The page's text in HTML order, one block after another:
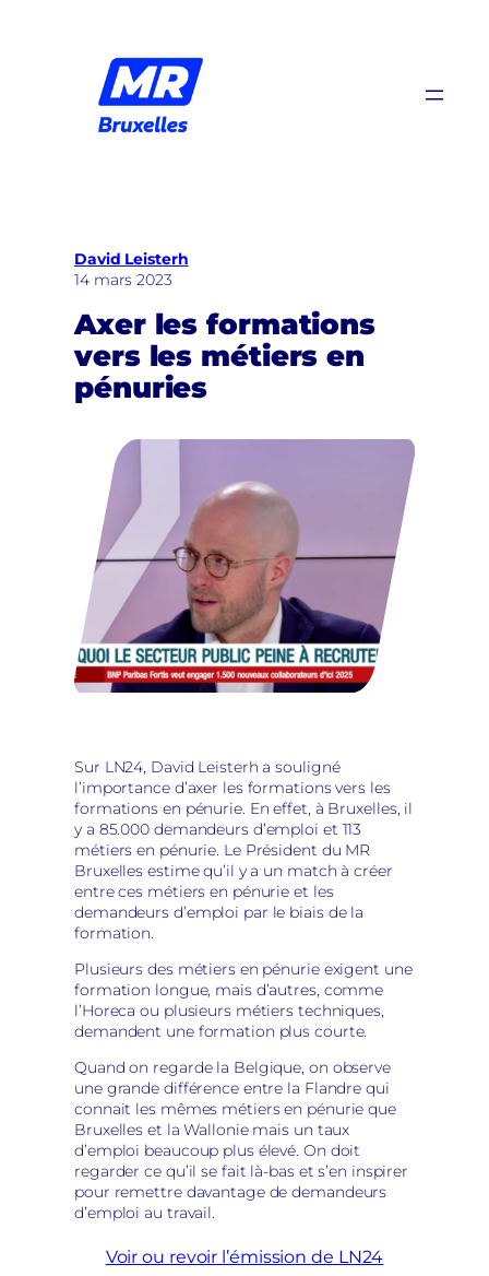
David Leisterh
14 mars 2023
Axer les formations
vers les métiers en
pénuries
Sur LN24, David Leisterh a souligné
l’importance d’axer les formations vers les
formations en pénurie. En effet, à Bruxelles, il
y a 85.000 demandeurs d’emploi et 113
métiers en pénurie. Le Président du MR
Bruxelles estime qu’il y a un match à créer
entre ces métiers en pénurie et les
demandeurs d’emploi par le biais de la
formation.
Plusieurs des métiers en pénurie exigent une
formation longue, mais d’autres, comme
l’Horeca ou plusieurs métiers techniques,
demandent une formation plus courte.
Quand on regarde la Belgique, on observe
une grande différence entre la Flandre qui
connait les mêmes métiers en pénurie que
Bruxelles et la Wallonie mais un taux
d’emploi beaucoup plus élevé. On doit
regarder ce qu’il se fait là-bas et s’en inspirer
pour remettre davantage de demandeurs
d’emploi au travail.
Voir ou revoir l’émission de LN24